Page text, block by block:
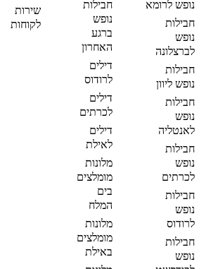
נופש לרומא
חבילות
נופש
לברצלונה
חבילות
נופש ליוון
חבילות
נופש
לאנטליה
חבילות
נופש
לכרתים
חבילות
נופש
לרודוס
חבילות
נופש
חבילות
נופש
ברגע
האחרון
דילים
לרודוס
דילים
לכרתים
דילים
לאילת
מלונות
מומלצים
בים
המלח
מלונות
מומלצים
באילת
שירות
לקוחות